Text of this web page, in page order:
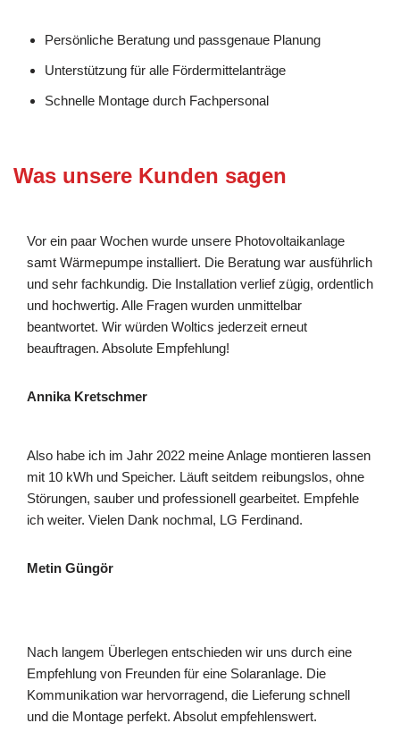
Persönliche Beratung und passgenaue Planung
Unterstützung für alle Fördermittelanträge
Schnelle Montage durch Fachpersonal
Was unsere Kunden sagen
Vor ein paar Wochen wurde unsere Photovoltaikanlage
samt Wärmepumpe installiert. Die Beratung war ausführlich
und sehr fachkundig. Die Installation verlief zügig, ordentlich
und hochwertig. Alle Fragen wurden unmittelbar
beantwortet. Wir würden Woltics jederzeit erneut
beauftragen. Absolute Empfehlung!
Annika Kretschmer
Also habe ich im Jahr 2022 meine Anlage montieren lassen
mit 10 kWh und Speicher. Läuft seitdem reibungslos, ohne
Störungen, sauber und professionell gearbeitet. Empfehle
ich weiter. Vielen Dank nochmal, LG Ferdinand.
Metin Güngör
Nach langem Überlegen entschieden wir uns durch eine
Empfehlung von Freunden für eine Solaranlage. Die
Kommunikation war hervorragend, die Lieferung schnell
und die Montage perfekt. Absolut empfehlenswert.